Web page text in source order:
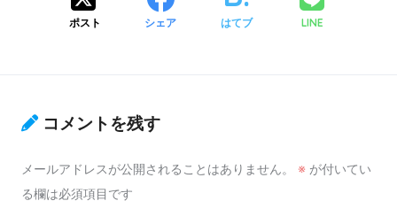
ポスト シェア はてブ LINE
コメントを残す
メールアドレスが公開されることはありません。 ※ が付いてい
る欄は必須項目です